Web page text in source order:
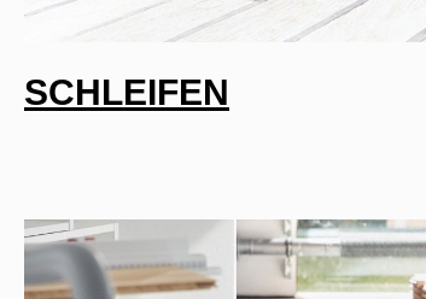
SCHLEIFEN